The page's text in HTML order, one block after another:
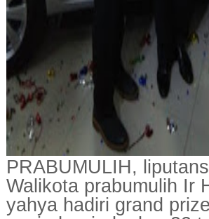
Hadiah grand prize satu unit Mobil
Toyota Yaris dimenangkan oleh
Nasabah BSB dengan nomor
undian 03270262 dan nomor
rekening 1510111447 atas nama
Kustiah. Penyerahan hadiah sendiri
dilakukan oleh Walikota Prabumulih
dan Kepala Bank Sumsel Babel
Prabumulih (win)